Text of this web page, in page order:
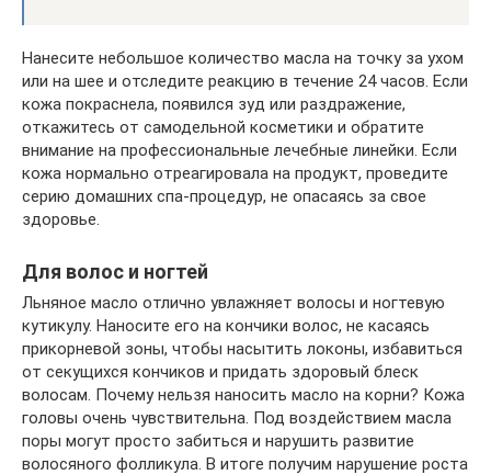
Нанесите небольшое количество масла на точку за ухом
или на шее и отследите реакцию в течение 24 часов. Если
кожа покраснела, появился зуд или раздражение,
откажитесь от самодельной косметики и обратите
внимание на профессиональные лечебные линейки. Если
кожа нормально отреагировала на продукт, проведите
серию домашних спа-процедур, не опасаясь за свое
здоровье.
Для волос и ногтей
Льняное масло отлично увлажняет волосы и ногтевую
кутикулу. Наносите его на кончики волос, не касаясь
прикорневой зоны, чтобы насытить локоны, избавиться
от секущихся кончиков и придать здоровый блеск
волосам. Почему нельзя наносить масло на корни? Кожа
головы очень чувствительна. Под воздействием масла
поры могут просто забиться и нарушить развитие
волосяного фолликула. В итоге получим нарушение роста